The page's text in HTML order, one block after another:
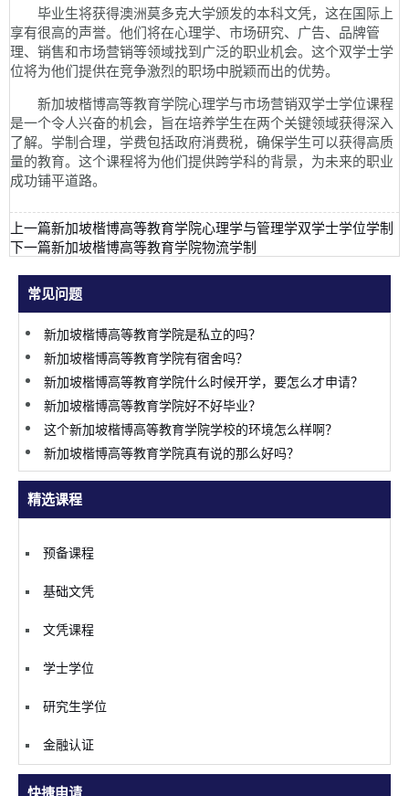
毕业生将获得澳洲莫多克大学颁发的本科文凭，这在国际上
享有很高的声誉。他们将在心理学、市场研究、广告、品牌管
理、销售和市场营销等领域找到广泛的职业机会。这个双学士学
位将为他们提供在竞争激烈的职场中脱颖而出的优势。
新加坡楷博高等教育学院心理学与市场营销双学士学位课程
是一个令人兴奋的机会，旨在培养学生在两个关键领域获得深入
了解。学制合理，学费包括政府消费税，确保学生可以获得高质
量的教育。这个课程将为他们提供跨学科的背景，为未来的职业
成功铺平道路。
上一篇新加坡楷博高等教育学院心理学与管理学双学士学位学制
下一篇新加坡楷博高等教育学院物流学制
常见问题
新加坡楷博高等教育学院是私立的吗？
新加坡楷博高等教育学院有宿舍吗？
新加坡楷博高等教育学院什么时候开学，要怎么才申请？
新加坡楷博高等教育学院好不好毕业？
这个新加坡楷博高等教育学院学校的环境怎么样啊？
新加坡楷博高等教育学院真有说的那么好吗？
精选课程
预备课程
基础文凭
文凭课程
学士学位
研究生学位
金融认证